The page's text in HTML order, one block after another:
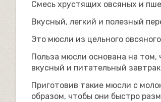
Смесь хрустящих овсяных и
Вкусный, легкий и полезный
Это мюсли из цельного
Польза мюсли основана на
вкусный и питательный
Приготовив такие мюсли с
образом, чтобы они быстро